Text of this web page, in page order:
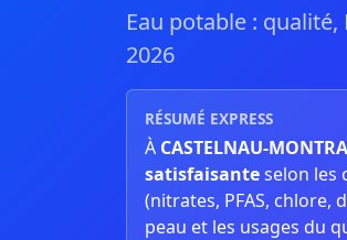
Eau potable :
2026
RÉSUMÉ EXPRESS
À CASTELNAU-
satisfaisanteselon les
(nitrates, PFAS, chlore,
peau et les usages du